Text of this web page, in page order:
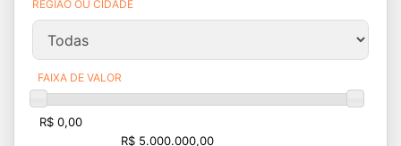
REGIÃO OU CIDADE
FAIXA DE VALOR